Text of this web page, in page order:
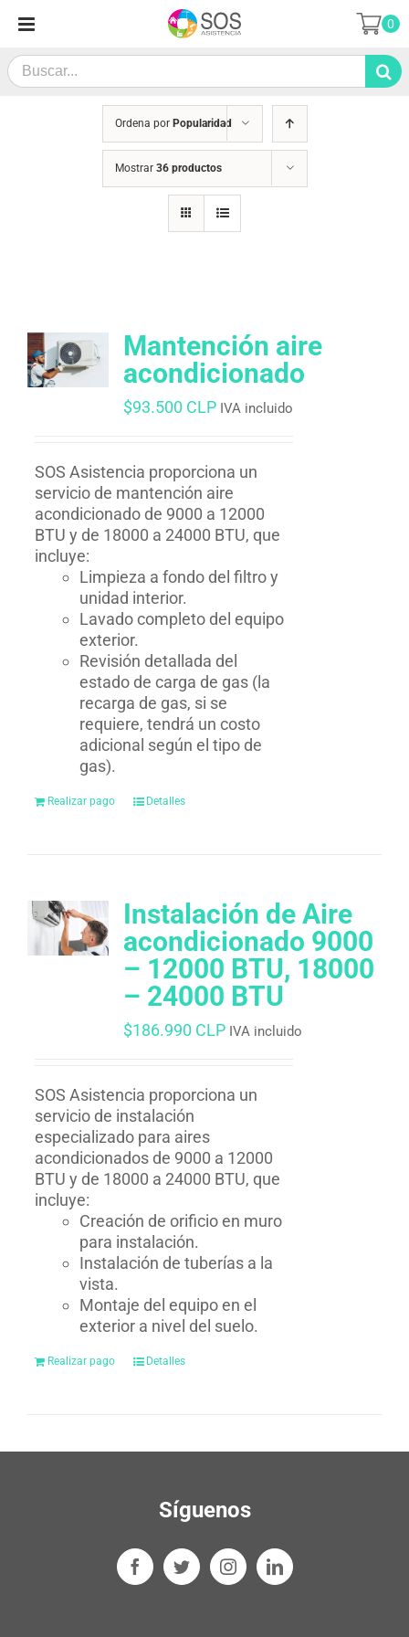
contenido
Search
for:
0
Ordena por Popularidad
Mostrar 36 productos
Mantención aire
acondicionado
$93.500 CLP IVA incluido
SOS Asistencia proporciona un
servicio de mantención aire
acondicionado de 9000 a 12000
BTU y de 18000 a 24000 BTU, que
incluye:
Limpieza a fondo del filtro y
unidad interior.
Lavado completo del equipo
exterior.
Revisión detallada del
estado de carga de gas (la
recarga de gas, si se
requiere, tendrá un costo
adicional según el tipo de
gas).
Realizar pago Detalles
Instalación de Aire
acondicionado 9000
– 12000 BTU, 18000
– 24000 BTU
$186.990 CLP IVA incluido
SOS Asistencia proporciona un
servicio de instalación
especializado para aires
acondicionados de 9000 a 12000
BTU y de 18000 a 24000 BTU, que
incluye:
Creación de orificio en muro
para instalación.
Instalación de tuberías a la
vista.
Montaje del equipo en el
exterior a nivel del suelo.
Realizar pago Detalles
Síguenos